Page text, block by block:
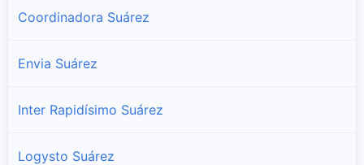
Coordinadora Suárez
Envia Suárez
Inter Rapidísimo Suárez
Logysto Suárez